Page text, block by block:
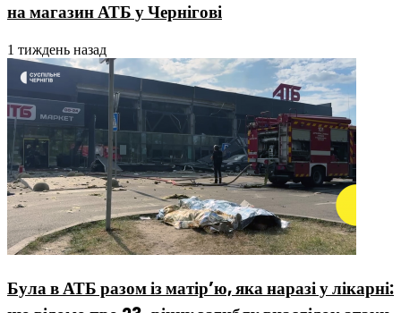
на магазин АТБ у Чернігові
1 тиждень назад
Була в АТБ разом із матір’ю, яка наразі у лікарні: